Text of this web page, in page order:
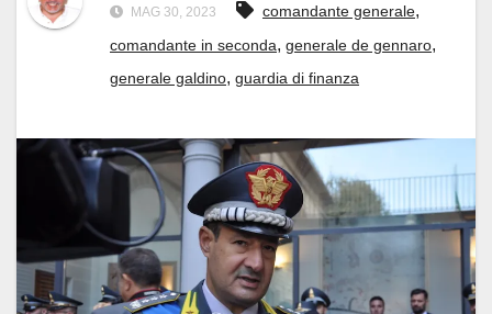
MAG 30, 2023 comandante generale,
comandante in seconda, generale de gennaro,
generale galdino, guardia di finanza